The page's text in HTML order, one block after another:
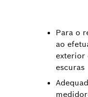
Para o
ao
exterior
escuras